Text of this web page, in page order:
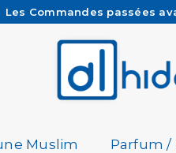
Les Commandes passées
Besoin d'aide ?
Livraison offerte à partir
Muslim Parfum /